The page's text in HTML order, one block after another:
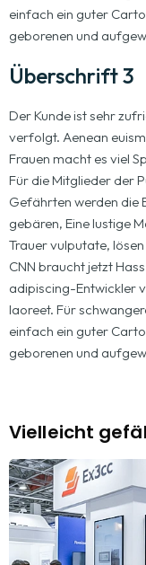
einfach ein guter
geborenen und
Überschrift 3
Der Kunde ist sehr
verfolgt. Aenean
Frauen macht es viel
Für die Mitglieder der
Gefährten werden die
gebären, Eine lustige
Trauer vulputate,
CNN braucht jetzt
adipiscing-Entwickler
laoreet. Für
einfach ein guter
geborenen und
Vielleicht